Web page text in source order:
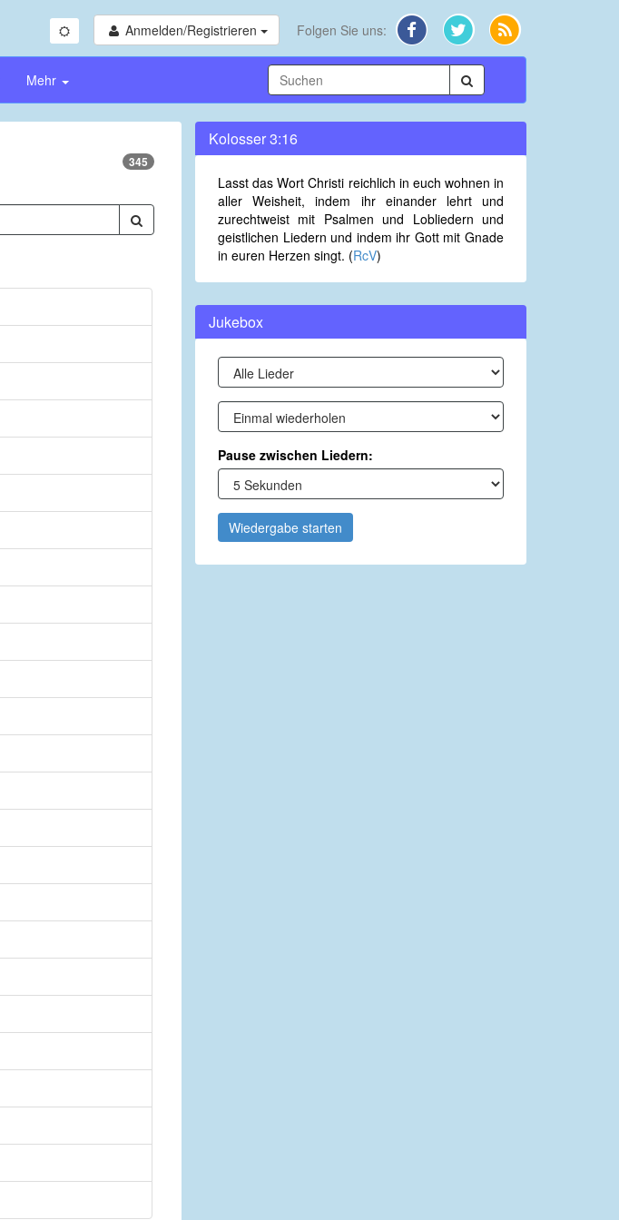
Anmelden/Registrieren Folgen Sie uns:
Mehr
345
Kolosser 3:16
Lasst das Wort Christi reichlich in euch wohnen in
aller Weisheit, indem ihr einander lehrt und
zurechtweist mit Psalmen und Lobliedern und
geistlichen Liedern und indem ihr Gott mit Gnade
in euren Herzen singt. (RcV)
Jukebox
Pause zwischen Liedern:
Wiedergabe starten